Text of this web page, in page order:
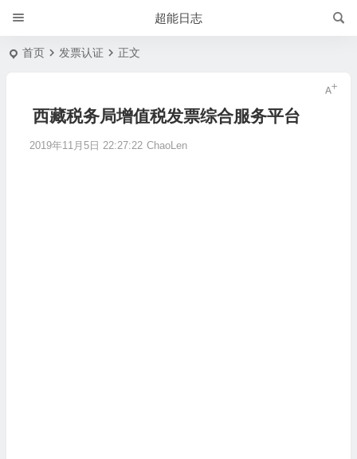
超能日志
首页 发票认证 正文
西藏税务局增值税发票综合服务平台
2019年11月5日 22:27:22 ChaoLen